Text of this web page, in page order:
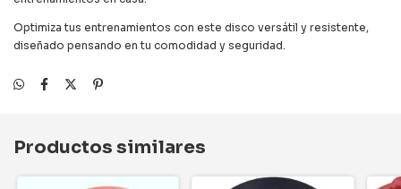
Optimiza tus entrenamientos con este disco versátil y resistente,
diseñado pensando en tu comodidad y seguridad.
Productos similares